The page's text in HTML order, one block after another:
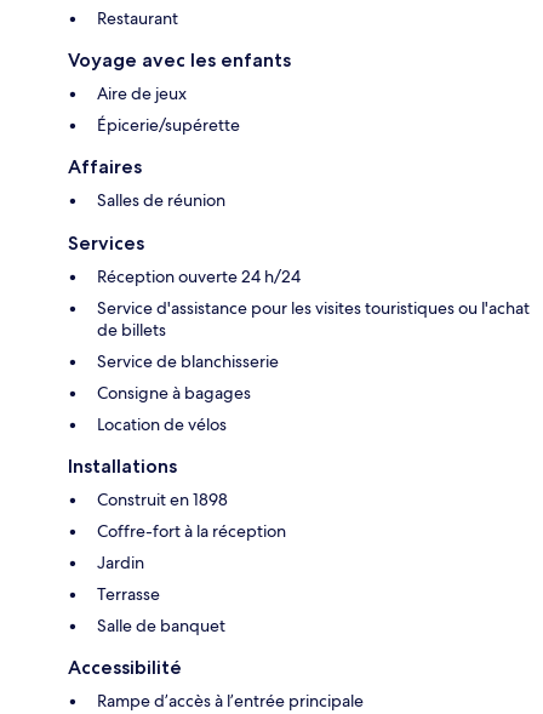
Restaurant
Voyage avec les enfants
Aire de jeux
Épicerie/supérette
Affaires
Salles de réunion
Services
Réception ouverte 24 h/24
Service d'assistance pour les visites touristiques ou l'achat
de billets
Service de blanchisserie
Consigne à bagages
Location de vélos
Installations
Construit en 1898
Coffre-fort à la réception
Jardin
Terrasse
Salle de banquet
Accessibilité
Rampe d’accès à l’entrée principale